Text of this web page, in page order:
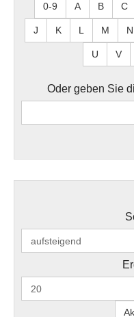
0-9 A B C
J K L M N
U V
Oder geben Sie